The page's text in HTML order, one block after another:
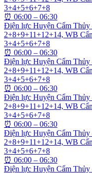
3+4+5+6+7+8
⏰ 06:00 – 06:30
Điện lực Huyện Cẩm
2+8+9+11+12+14, WB
3+4+5+6+7+8
⏰ 06:00 – 06:30
Điện lực Huyện Cẩm
2+8+9+11+12+14, WB
3+4+5+6+7+8
⏰ 06:00 – 06:30
Điện lực Huyện Cẩm
2+8+9+11+12+14, WB
3+4+5+6+7+8
⏰ 06:00 – 06:30
Điện lực Huyện Cẩm
2+8+9+11+12+14, WB
3+4+5+6+7+8
⏰ 06:00 – 06:30
Điện lực Huyện Cẩm